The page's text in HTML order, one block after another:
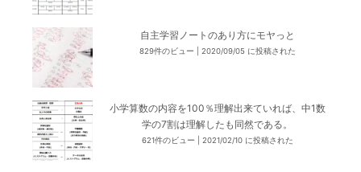
自主学習ノートのあり方にモヤっと
829件のビュー 2020/09/05 に投稿された
小学算数の内容を100％理解出来ていれば、中1数
学の7割は理解したも同然である。
621件のビュー 2021/02/10 に投稿された